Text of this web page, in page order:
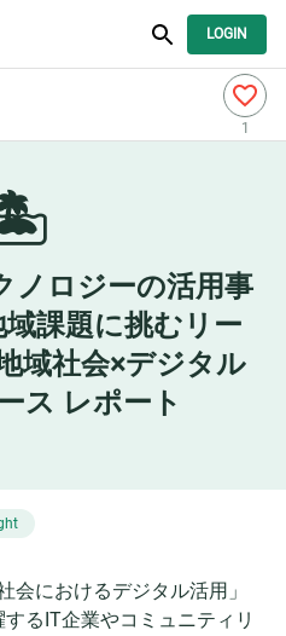
LOGIN
1
ノロジーの活用事
課題に挑むリー
域社会×デジタル
ス レポート
会におけるデジタル活用」
するIT企業やコミュニティリ